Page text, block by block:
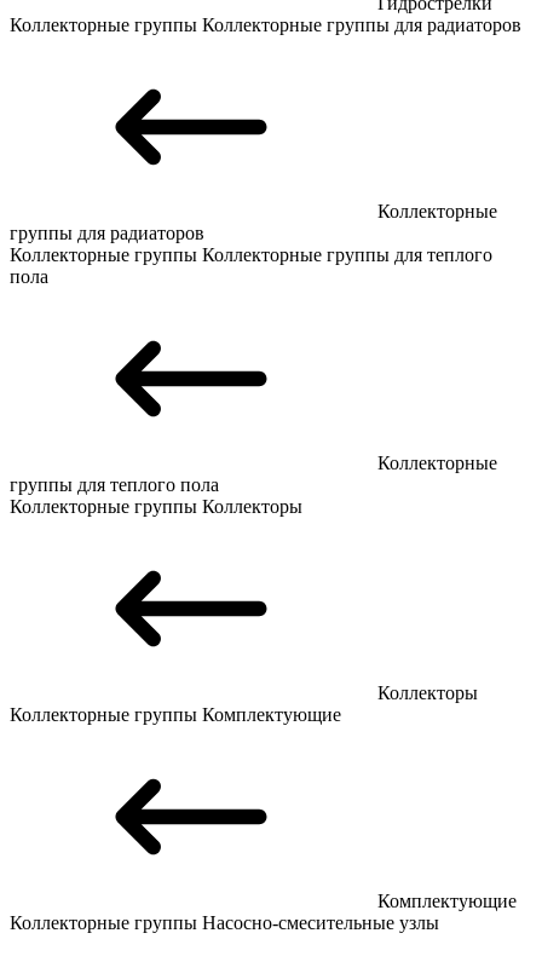
Коллекторные группы Коллекторные группы для радиаторов
Коллекторные
группы для радиаторов
Коллекторные группы Коллекторные группы для теплого
пола
Коллекторные
группы для теплого пола
Коллекторные группы Коллекторы
Коллекторы
Коллекторные группы Комплектующие
Комплектующие
Коллекторные группы Насосно-смесительные узлы